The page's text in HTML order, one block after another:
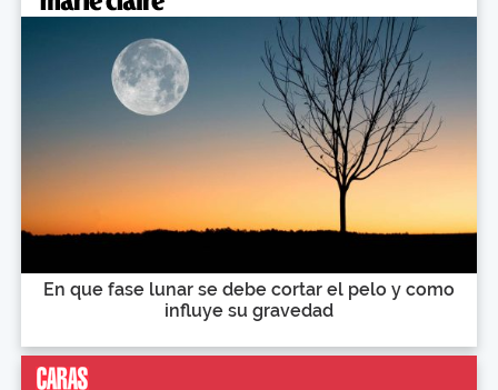
En que fase lunar se debe cortar el pelo y como
influye su gravedad